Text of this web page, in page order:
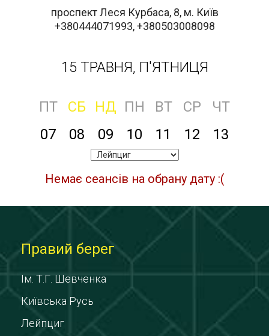
проспект Леся Курбаса, 8, м. Київ
+380444071993, +380503008098
15 ТРАВНЯ, П'ЯТНИЦЯ
ПТ СБ НД ПН ВТ СР
ЧТ
07
08 09 10 11 12 13
Немає сеансів на обрану дату :(
Правий берег
Ім. Т.Г. Шевченка
Київська Русь
Лейпциг